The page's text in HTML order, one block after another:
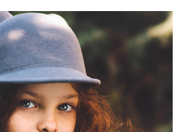
group:
Photos:
portrait, wedding, lifestyle,